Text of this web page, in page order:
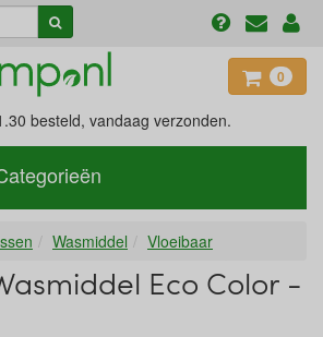
0
besteld, vandaag verzonden.
Wasmiddel Vloeibaar
Eco Color -